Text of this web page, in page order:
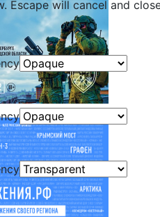
Escape will cancel and